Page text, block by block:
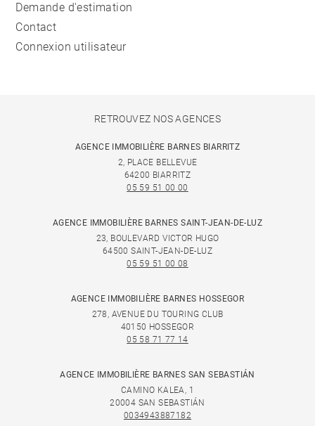
Demande d'estimation
Contact
Connexion utilisateur
RETROUVEZ NOS AGENCES
AGENCE IMMOBILIÈRE BARNES BIARRITZ
2, PLACE BELLEVUE
64200 BIARRITZ
05 59 51 00 00
AGENCE IMMOBILIÈRE BARNES SAINT-JEAN-DE-LUZ
23, BOULEVARD VICTOR HUGO
64500 SAINT-JEAN-DE-LUZ
05 59 51 00 08
AGENCE IMMOBILIÈRE BARNES HOSSEGOR
278, AVENUE DU TOURING CLUB
40150 HOSSEGOR
05 58 71 77 14
AGENCE IMMOBILIÈRE BARNES SAN SEBASTIÁN
CAMINO KALEA, 1
20004 SAN SEBASTIÁN
0034943887182